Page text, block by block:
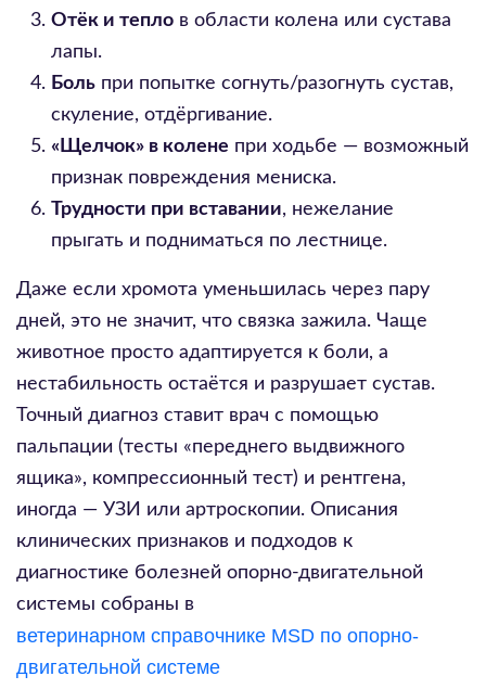
Отёк и тепло в области колена или сустава
лапы.
Боль при попытке согнуть/разогнуть сустав,
скуление, отдёргивание.
«Щелчок» в колене при ходьбе — возможный
признак повреждения мениска.
Трудности при вставании, нежелание
прыгать и подниматься по лестнице.
Даже если хромота уменьшилась через пару
дней, это не значит, что связка зажила. Чаще
животное просто адаптируется к боли, а
нестабильность остаётся и разрушает сустав.
Точный диагноз ставит врач с помощью
пальпации (тесты «переднего выдвижного
ящика», компрессионный тест) и рентгена,
иногда — УЗИ или артроскопии. Описания
клинических признаков и подходов к
диагностике болезней опорно-двигательной
системы собраны в
ветеринарном справочнике MSD по опорно-
двигательной системе